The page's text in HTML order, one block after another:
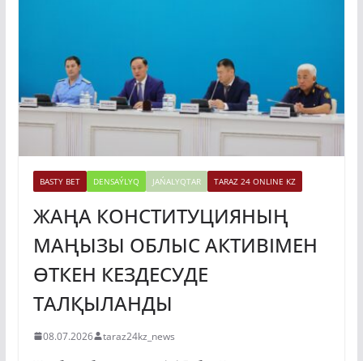
BASTY BET DENSAÝLYQ JAŃALYQTAR TARAZ 24 ONLINE KZ
ЖАҢА КОНСТИТУЦИЯНЫҢ
МАҢЫЗЫ ОБЛЫС АКТИВІМЕН
ӨТКЕН КЕЗДЕСУДЕ
ТАЛҚЫЛАНДЫ
08.07.2026 taraz24kz_news